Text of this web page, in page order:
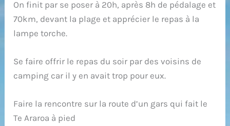
On finit par se poser à 20h, après 8h de pédalage et
70km, devant la plage et apprécier le repas à la
lampe torche.
Se faire offrir le repas du soir par des voisins de
camping car il y en avait trop pour eux.
Faire la rencontre sur la route d’un gars qui fait le
Te Araroa à pied